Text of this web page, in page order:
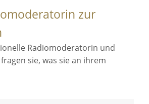
zur
Radiomoderatorin und
sie, was sie an ihrem